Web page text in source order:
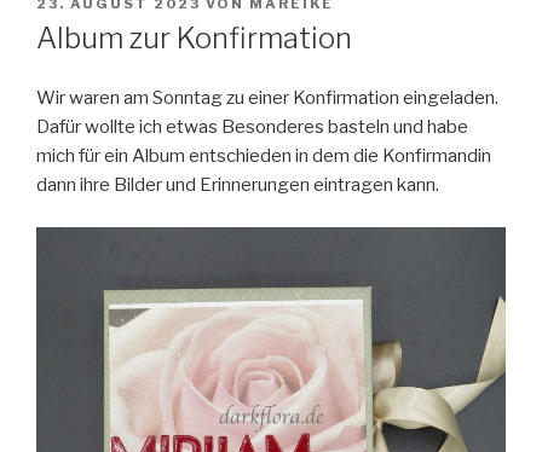
AM
23. AUGUST 2023 VON MAREIKE
Album zur Konfirmation
Wir waren am Sonntag zu einer Konfirmation eingeladen.
Dafür wollte ich etwas Besonderes basteln und habe
mich für ein Album entschieden in dem die Konfirmandin
dann ihre Bilder und Erinnerungen eintragen kann.